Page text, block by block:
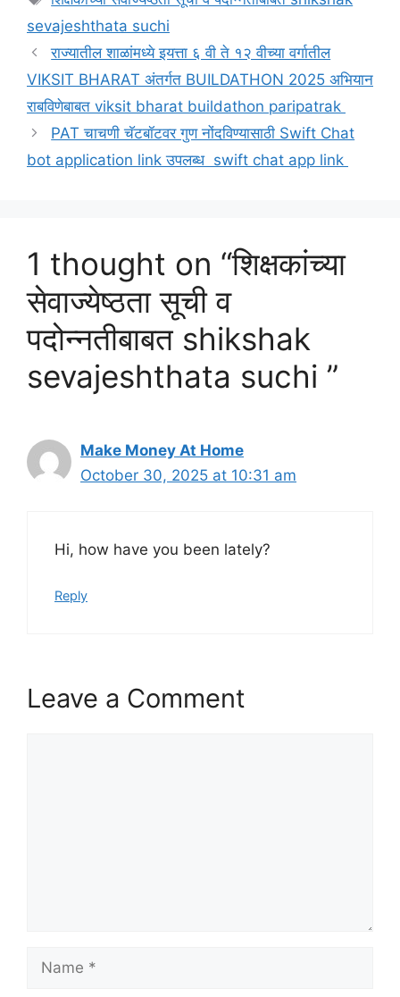
sevajeshthata suchi
राज्यातील शाळांमध्ये इयत्ता ६ वी ते १२ वीच्या वर्गातील
VIKSIT BHARAT अंतर्गत BUILDATHON 2025 अभियान
राबविणेबाबत viksit bharat buildathon paripatrak
PAT चाचणी चॅटबॉटवर गुण नोंदविण्यासाठी Swift Chat
bot application link उपलब्ध swift chat app link
1 thought on “शिक्षकांच्या
सेवाज्येष्ठता सूची व
पदोन्नतीबाबत shikshak
sevajeshthata suchi ”
Make Money At Home
October 30, 2025 at 10:31 am
Hi, how have you been lately?
Reply
Leave a Comment
Name